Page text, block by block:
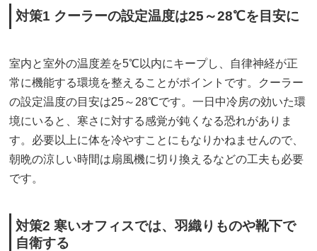
対策1 クーラーの設定温度は25～28℃を目安に
室内と室外の温度差を5℃以内にキープし、自律神経が正
常に機能する環境を整えることがポイントです。クーラー
の設定温度の目安は25～28℃です。一日中冷房の効いた環
境にいると、寒さに対する感覚が鈍くなる恐れがありま
す。必要以上に体を冷やすことにもなりかねませんので、
朝晩の涼しい時間は扇風機に切り換えるなどの工夫も必要
です。
対策2 寒いオフィスでは、羽織りものや靴下で
自衛する